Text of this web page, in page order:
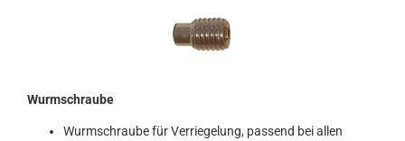
Wurm­schrau­be
Wurm­schrau­be für Ver­rie­ge­lung, pas­send bei allen